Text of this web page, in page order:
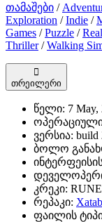
თამაშები /
Exploration /Indie /
Games /Puzzle /
Thriller/Walking
თრეილერი
წელი: 7 May,
ოპერაციული
ვერსია: build
ბოლო
კრეკი:
რეპაკი: Xatab
ფაილის